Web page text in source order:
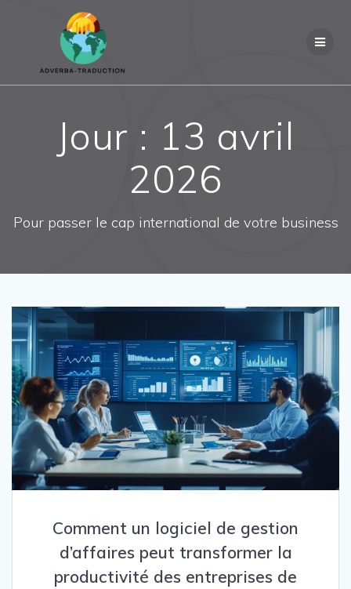
Jour : 13 avril
2026
Pour passer le cap international de votre business
Comment un logiciel de gestion
d’affaires peut transformer la
productivité des entreprises de